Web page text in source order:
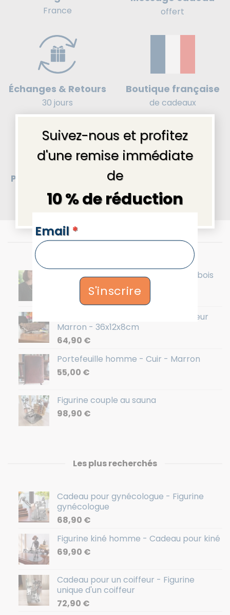
Suivez-nous et profitez
d'une remise immédiate
de
10 % de réduction
NEWSLETTERS
Email *
S'inscrire
France
offert
Échanges & Retours
30 jours
Boutique française
de cadeaux
Paiement en 4x sans
fraissécurisé Contactez-nous
Les nouveautés
Collier perles naturelles Marina en bois
€
Sac banane en cuir homme - Couleur
Marron - 36x12x8cm
64,90 €
Portefeuille homme - Cuir - Marron
55,00 €
Figurine couple au sauna
98,90 €
Les plus recherchés
Cadeau pour gynécologue - Figurine
gynécologue
68,90 €
Figurine kiné homme - Cadeau pour kiné
69,90 €
Cadeau pour un coiffeur - Figurine
unique d'un coiffeur
72,90 €